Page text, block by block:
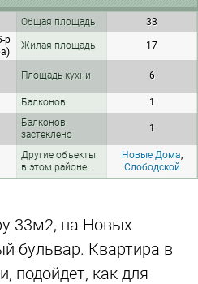
Общая площадь 33
р
Жилая площадь 17
Площадь кухни 6
Балконов 1
Балконов
застеклено
1
Другие объекты
в этом районе:
Новые Дома,
Слободской
33м2, на Новых
бульвар. Квартира в
подойдет, как для